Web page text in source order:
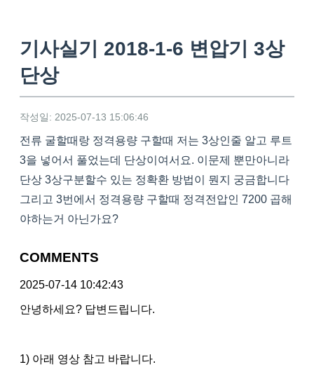
기사실기 2018-1-6 변압기 3상
단상
작성일: 2025-07-13 15:06:46
전류 굴할때랑 정격용량 구할때 저는 3상인줄 알고 루트
3을 넣어서 풀었는데 단상이여서요. 이문제 뿐만아니라
단상 3상구분할수 있는 정확환 방법이 뭔지 궁금합니다
그리고 3번에서 정격용량 구할때 정격전압인 7200 곱해
야하는거 아닌가요?
COMMENTS
2025-07-14 10:42:43
안녕하세요? 답변드립니다.
1) 아래 영상 참고 바랍니다.